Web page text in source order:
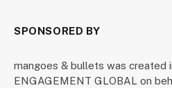
SPONSORED BY
mangoes & bullets was created
ENGAGEMENT GLOBAL on